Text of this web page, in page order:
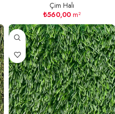
Çim Halı
₺560,00 m²